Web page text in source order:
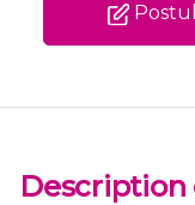
Description